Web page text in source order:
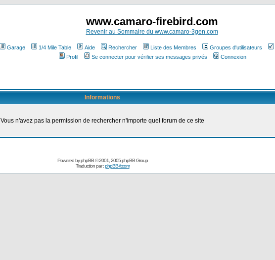
www.camaro-firebird.com
Revenir au Sommaire du www.camaro-3gen.com
Garage 1/4 Mile Table Aide Rechercher Liste des Membres Groupes d'utilisateurs
Profil
Se connecter pour vérifier ses messages privés Connexion
Informations
Vous n'avez pas la permission de rechercher n'importe quel forum de ce site
Powered byphpBB© 2001, 2005 phpBB Group
Traduction par :phpBB-fr.com